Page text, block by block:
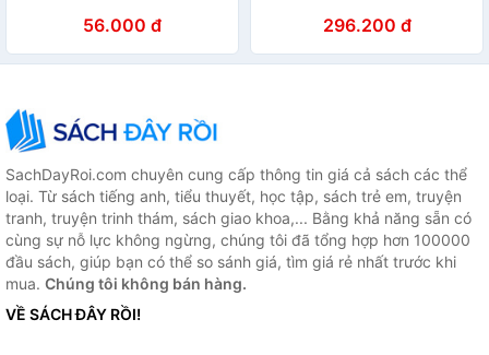
56.000 đ 296.200 đ
SachDayRoi.com chuyên cung cấp thông tin giá cả sách các thể
loại. Từ sách tiếng anh, tiểu thuyết, học tập, sách trẻ em, truyện
tranh, truyện trinh thám, sách giao khoa,... Bằng khả năng sẵn có
cùng sự nỗ lực không ngừng, chúng tôi đã tổng hợp hơn 100000
đầu sách, giúp bạn có thể so sánh giá, tìm giá rẻ nhất trước khi
mua. Chúng tôi không bán hàng.
VỀ SÁCH ĐÂY RỒI!